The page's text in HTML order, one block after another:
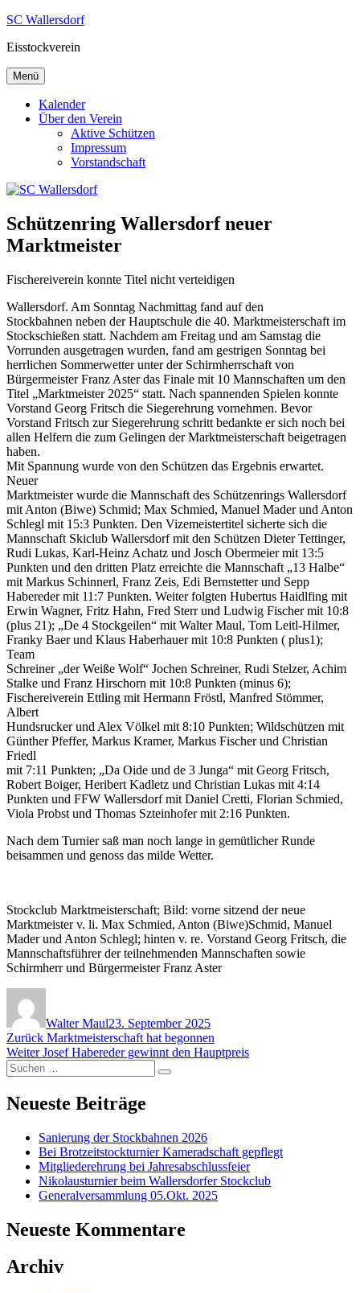
Zum
springen
SC Wallersdorf
Eisstockverein
Menü
Kalender
Über den Verein
Aktive Schützen
Impressum
Vorstandschaft
Schützenring Wallersdorf neuer
Marktmeister
Fischereiverein konnte Titel nicht verteidigen
Wallersdorf. Am Sonntag Nachmittag fand auf den
Stockbahnen neben der Hauptschule die 40. Marktmeisterschaft im
Stockschießen statt. Nachdem am Freitag und am Samstag die
Vorrunden ausgetragen wurden, fand am gestrigen Sonntag bei
herrlichen Sommerwetter unter der Schirmherrschaft von
Bürgermeister Franz Aster das Finale mit 10 Mannschaften um den
Titel „Marktmeister 2025“ statt. Nach spannenden Spielen konnte
Vorstand Georg Fritsch die Siegerehrung vornehmen. Bevor
Vorstand Fritsch zur Siegerehrung schritt bedankte er sich noch bei
allen Helfern die zum Gelingen der Marktmeisterschaft beigetragen
haben.
Mit Spannung wurde von den Schützen das Ergebnis erwartet.
Neuer
Marktmeister wurde die Mannschaft des Schützenrings Wallersdorf
mit Anton (Biwe) Schmid; Max Schmied, Manuel Mader und Anton
Schlegl mit 15:3 Punkten. Den Vizemeistertitel sicherte sich die
Mannschaft Skiclub Wallersdorf mit den Schützen Dieter Tettinger,
Rudi Lukas, Karl-Heinz Achatz und Josch Obermeier mit 13:5
Punkten und den dritten Platz erreichte die Mannschaft „13 Halbe“
mit Markus Schinnerl, Franz Zeis, Edi Bernstetter und Sepp
Habereder mit 11:7 Punkten. Weiter folgten Hubertus Haidlfing mit
Erwin Wagner, Fritz Hahn, Fred Sterr und Ludwig Fischer mit 10:8
(plus 21); „De 4 Stockgeilen“ mit Walter Maul, Tom Leitl-Hilmer,
Franky Baer und Klaus Haberhauer mit 10:8 Punkten ( plus1);
Team
Schreiner „der Weiße Wolf“ Jochen Schreiner, Rudi Stelzer, Achim
Stalke und Franz Hirschorn mit 10:8 Punkten (minus 6);
Fischereiverein Ettling mit Hermann Fröstl, Manfred Stömmer,
Albert
Hundsrucker und Alex Völkel mit 8:10 Punkten; Wildschützen mit
Günther Pfeffer, Markus Kramer, Markus Fischer und Christian
Friedl
mit 7:11 Punkten; „Da Oide und de 3 Junga“ mit Georg Fritsch,
Robert Boiger, Heribert Kadletz und Christian Lukas mit 4:14
Punkten und FFW Wallersdorf mit Daniel Cretti, Florian Schmied,
Viola Probst und Thomas Szteinhofer mit 2:16 Punkten.
Nach dem Turnier saß man noch lange in gemütlicher Runde
beisammen und genoss das milde Wetter.
Stockclub Marktmeisterschaft; Bild: vorne sitzend der neue
Marktmeister v. li. Max Schmied, Anton (Biwe)Schmid, Manuel
Mader und Anton Schlegl; hinten v. re. Vorstand Georg Fritsch, die
Mannschaftsführer der teilnehmenden Mannschaften sowie
Schirmherr und Bürgermeister Franz Aster
Walter Maul23. September 2025
Beitragsnavigation
Zurück Vorheriger
Beitrag:
Marktmeisterschaft hat begonnen
Weiter Nächster
Beitrag:
Josef Habereder gewinnt den Hauptpreis
Suchen
nach:
Suchen
Neueste Beiträge
Sanierung der Stockbahnen 2026
Bei Brotzeitstockturnier Kameradschaft gepflegt
Mitgliederehrung bei Jahresabschlussfeier
Nikolausturnier beim Wallersdorfer Stockclub
Generalversammlung 05.Okt. 2025
Neueste Kommentare
Archiv